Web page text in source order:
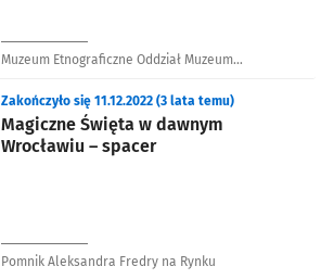
Muzeum Etnograficzne Oddział Muzeum
Magiczne Święta w dawnym
Wrocławiu – spacer
Zakończyło się 11.12.2022 (3 lata temu)
Pomnik Aleksandra Fredry na Rynku